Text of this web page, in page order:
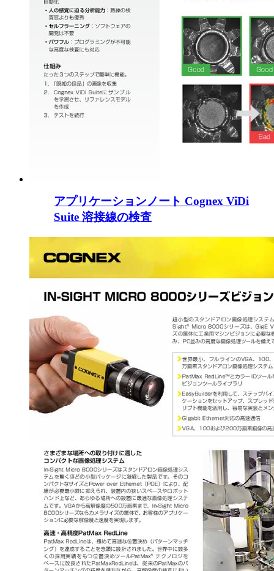
アプリケーションノート Cognex ViDi
Suite 溶接線の検査